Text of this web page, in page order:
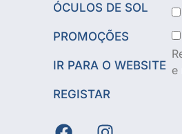
ÓCULOS DE SOL
PROMOÇÕES
IR PARA O WEBSITE
REGISTAR
e